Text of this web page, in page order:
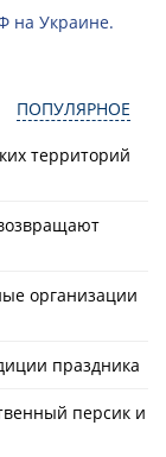
на Украине.
ПОПУЛЯРНОЕ
территорий
организации
праздника
персик и